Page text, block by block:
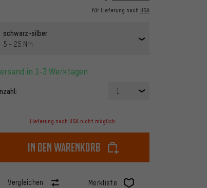
für Lieferung nach USA
schwarz-silber
5 - 25 Nm
Versand in 1-3 Werktagen
1
Lieferung nach USA nicht möglich
In den Warenkorb
Vergleichen Merkliste